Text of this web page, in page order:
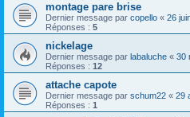
montage pare brise
Dernier message par copello « 26
Réponses : 5
nickelage
Dernier message par labaluche « 30
Réponses : 12
attache capote
Dernier message par schum22 « 29
Réponses : 1